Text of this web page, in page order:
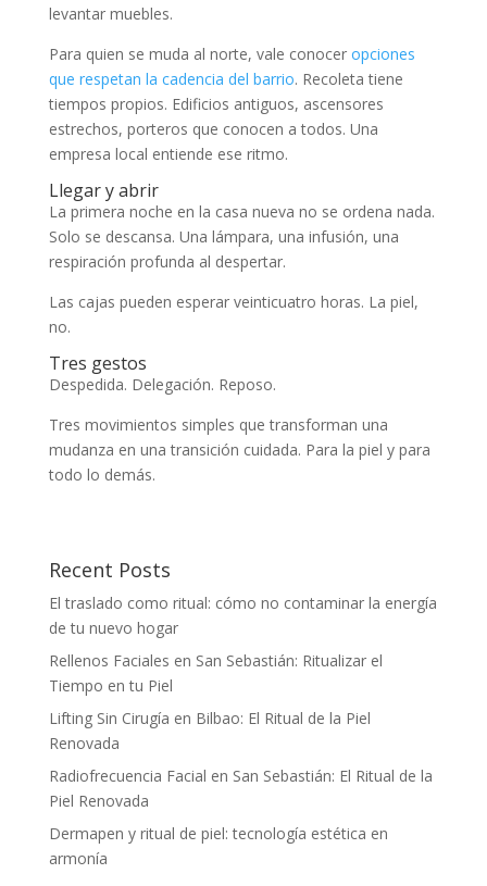
levantar muebles.
Para quien se muda al norte, vale conocer opciones
que respetan la cadencia del barrio. Recoleta tiene
tiempos propios. Edificios antiguos, ascensores
estrechos, porteros que conocen a todos. Una
empresa local entiende ese ritmo.
Llegar y abrir
La primera noche en la casa nueva no se ordena nada.
Solo se descansa. Una lámpara, una infusión, una
respiración profunda al despertar.
Las cajas pueden esperar veinticuatro horas. La piel,
no.
Tres gestos
Despedida. Delegación. Reposo.
Tres movimientos simples que transforman una
mudanza en una transición cuidada. Para la piel y para
todo lo demás.
Recent Posts
El traslado como ritual: cómo no contaminar la energía
de tu nuevo hogar
Rellenos Faciales en San Sebastián: Ritualizar el
Tiempo en tu Piel
Lifting Sin Cirugía en Bilbao: El Ritual de la Piel
Renovada
Radiofrecuencia Facial en San Sebastián: El Ritual de la
Piel Renovada
Dermapen y ritual de piel: tecnología estética en
armonía